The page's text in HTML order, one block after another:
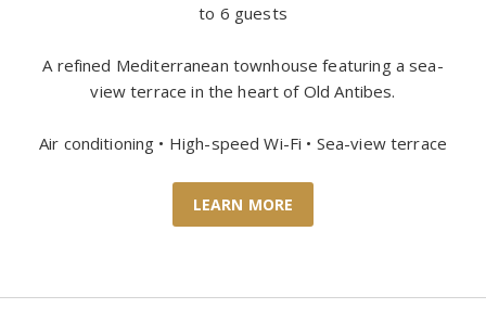
to 6 guests
A refined Mediterranean townhouse featuring a sea-
view terrace in the heart of Old Antibes.
Air conditioning • High-speed Wi-Fi • Sea-view terrace
LEARN MORE